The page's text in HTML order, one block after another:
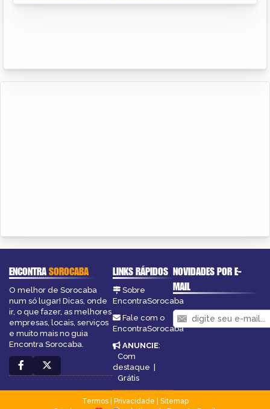
ENCONTRASOROCABA
O melhor de Sorocaba
num só lugar! Dicas, onde
ir, o que fazer, as melhores
empresas, locais, serviços
e muito mais no guia
Encontra Sorocaba.
LINKS RÁPIDOS
Sobre
EncontraSorocaba
Fale com o
EncontraSorocaba
ANUNCIE:
Com
destaque |
Grátis
NOVIDADES POR E-
MAIL
Termos| Privacidade
Sitemap